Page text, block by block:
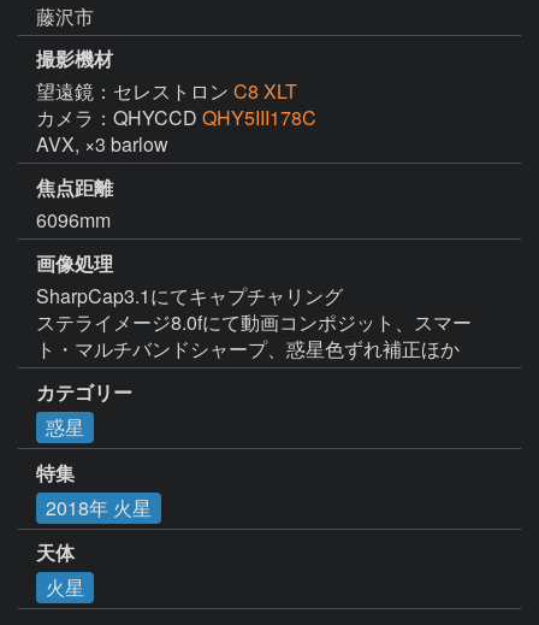
藤沢市
撮影機材
望遠鏡：セレストロン C8 XLT
カメラ：QHYCCD QHY5III178C
AVX, ×3 barlow
焦点距離
6096mm
画像処理
SharpCap3.1にてキャプチャリング
ステライメージ8.0fにて動画コンポジット、スマー
ト・マルチバンドシャープ、惑星色ずれ補正ほか
カテゴリー
惑星
特集
2018年 火星
天体
火星